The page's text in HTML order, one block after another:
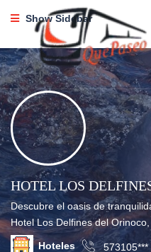
Show Sidebar
HOTEL LOS
Descubre el oasis de
Hotel Los Delfines del
Hoteles 573105***